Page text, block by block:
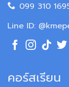
099 310
Line ID:
คอร์สเรียน